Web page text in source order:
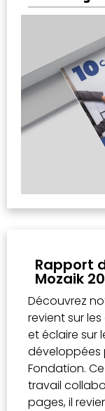
Rapport
Mozaik
Découvrez
revient sur
et éclaire sur
développées
Fondation.
travail
pages, il